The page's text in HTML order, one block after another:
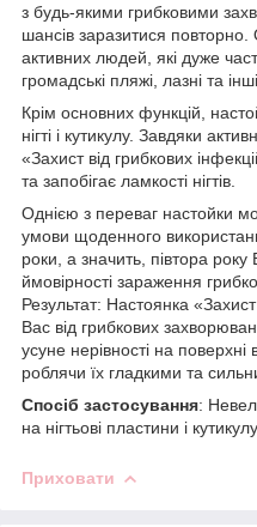
з будь-якими грибковими
шансів заразитися повторно.
активних людей, які дуже
громадські пляжі, лазні та
Крім основних функцій,
нігті і кутикулу. Завдяки
«Захист від грибкових
та запобігає ламкості нігтів.
Однією з переваг настойки
умови щоденного
роки, а значить, півтора року
ймовірності зараження
Результат: Настоянка
Вас від грибкових
усуне нерівності на поверхні
роблячи їх гладкими та
Спосіб застосування:
на нігтьові пластини і
Приховати